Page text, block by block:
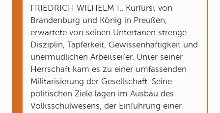
FRIEDRICH WILHELM I., Kurfürst von
Brandenburg und König in Preußen,
erwartete von seinen Untertanen strenge
Disziplin, Tapferkeit, Gewissenhaftigkeit und
unermüdlichen Arbeitseifer. Unter seiner
Herrschaft kam es zu einer umfassenden
Militarisierung der Gesellschaft. Seine
politischen Ziele lagen im Ausbau des
Volksschulwesens, der Einführung einer